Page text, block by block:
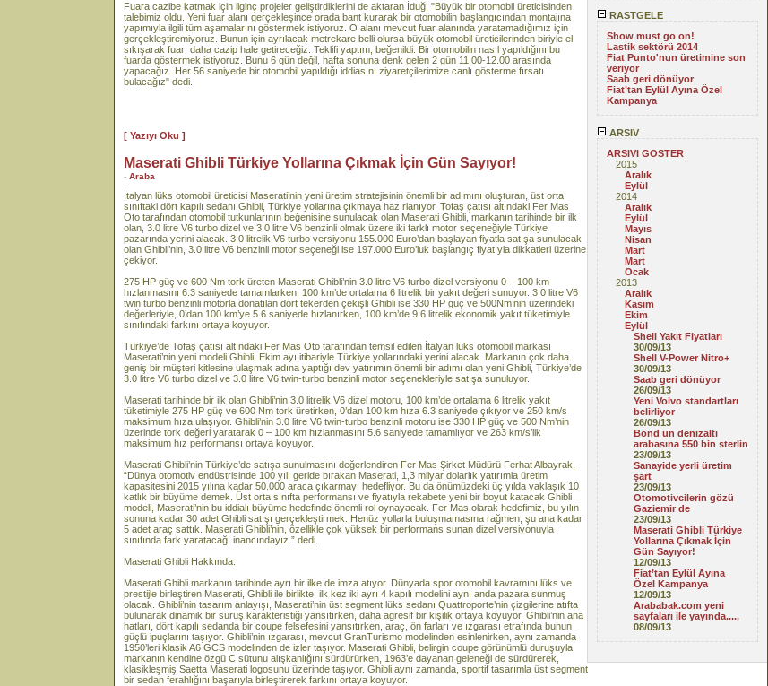
RASTGELE
Show must go on!
Lastik sektörü 2014
Fiat Punto'nun üretimine son
veriyor
Saab geri dönüyor
Fiat’tan Eylül Ayına Özel
Kampanya
ARSIV
ARSIVI GOSTER
2015
Aralık
Eylül
2014
Aralık
Eylül
Mayıs
Nisan
Mart
Mart
Ocak
2013
Aralık
Kasım
Ekim
Eylül
Shell Yakıt Fiyatları
30/09/13
Shell V-Power Nitro+
30/09/13
Saab geri dönüyor
26/09/13
Yeni Volvo standartları
belirliyor
26/09/13
Bond un denizaltı
arabasına 550 bin sterlin
23/09/13
Sanayide yerli üretim
şart
23/09/13
Otomotivcilerin gözü
Gaziemir de
23/09/13
Maserati Ghibli Türkiye
Yollarına Çıkmak İçin
Gün Sayıyor!
12/09/13
Fiat’tan Eylül Ayına
Özel Kampanya
12/09/13
Arababak.com yeni
sayfaları ile yayında.....
08/09/13
Fuara cazibe katmak için ilginç projeler geliştirdiklerini de aktaran İduğ, "Büyük bir otomobil üreticisinden
talebimiz oldu. Yeni fuar alanı gerçekleşince orada bant kurarak bir otomobilin başlangıcından montajına
yapımıyla ilgili tüm aşamalarını göstermek istiyoruz. O alanı mevcut fuar alanında yaratamadığımız için
gerçekleştiremiyoruz. Bunun için ayrılacak metrekare belli olursa büyük otomobil üreticilerinden biriyle el
sıkışarak fuarı daha cazip hale getireceğiz. Teklifi yaptım, beğenildi. Bir otomobilin nasıl yapıldığını bu
fuarda göstermek istiyoruz. Bunu 6 gün değil, hafta sonuna denk gelen 2 gün 11.00-12.00 arasında
yapacağız. Her 56 saniyede bir otomobil yapıldığı iddiasını ziyaretçilerimize canlı gösterme fırsatı
bulacağız" dedi.
[ Yazıyı Oku ]
Maserati Ghibli Türkiye Yollarına Çıkmak İçin Gün Sayıyor!
- Araba
İtalyan lüks otomobil üreticisi Maserati’nin yeni üretim stratejisinin önemli bir adımını oluşturan, üst orta
sınıftaki dört kapılı sedanı Ghibli, Türkiye yollarına çıkmaya hazırlanıyor. Tofaş çatısı altındaki Fer Mas
Oto tarafından otomobil tutkunlarının beğenisine sunulacak olan Maserati Ghibli, markanın tarihinde bir ilk
olan, 3.0 litre V6 turbo dizel ve 3.0 litre V6 benzinli olmak üzere iki farklı motor seçeneğiyle Türkiye
pazarında yerini alacak. 3.0 litrelik V6 turbo versiyonu 155.000 Euro’dan başlayan fiyatla satışa sunulacak
olan Ghibli’nin, 3.0 litre V6 benzinli motor seçeneği ise 197.000 Euro’luk başlangıç fiyatıyla dikkatleri üzerine
çekiyor.
275 HP güç ve 600 Nm tork üreten Maserati Ghibli’nin 3.0 litre V6 turbo dizel versiyonu 0 – 100 km
hızlanmasını 6.3 saniyede tamamlarken, 100 km’de ortalama 6 litrelik bir yakıt değeri sunuyor. 3.0 litre V6
twin turbo benzinli motorla donatılan dört tekerden çekişli Ghibli ise 330 HP güç ve 500Nm’nin üzerindeki
değerleriyle, 0’dan 100 km’ye 5.6 saniyede hızlanırken, 100 km’de 9.6 litrelik ekonomik yakıt tüketimiyle
sınıfındaki farkını ortaya koyuyor.
Türkiye’de Tofaş çatısı altındaki Fer Mas Oto tarafından temsil edilen İtalyan lüks otomobil markası
Maserati’nin yeni modeli Ghibli, Ekim ayı itibariyle Türkiye yollarındaki yerini alacak. Markanın çok daha
geniş bir müşteri kitlesine ulaşmak adına yaptığı dev yatırımın önemli bir adımı olan yeni Ghibli, Türkiye’de
3.0 litre V6 turbo dizel ve 3.0 litre V6 twin-turbo benzinli motor seçenekleriyle satışa sunuluyor.
Maserati tarihinde bir ilk olan Ghibli’nin 3.0 litrelik V6 dizel motoru, 100 km’de ortalama 6 litrelik yakıt
tüketimiyle 275 HP güç ve 600 Nm tork üretirken, 0’dan 100 km hıza 6.3 saniyede çıkıyor ve 250 km/s
maksimum hıza ulaşıyor. Ghibli’nin 3.0 litre V6 twin-turbo benzinli motoru ise 330 HP güç ve 500 Nm’nin
üzerinde tork değeri yaratarak 0 – 100 km hızlanmasını 5.6 saniyede tamamlıyor ve 263 km/s’lik
maksimum hız performansı ortaya koyuyor.
Maserati Ghibli’nin Türkiye’de satışa sunulmasını değerlendiren Fer Mas Şirket Müdürü Ferhat Albayrak,
“Dünya otomotiv endüstrisinde 100 yılı geride bırakan Maserati, 1,3 milyar dolarlık yatırımla üretim
kapasitesini 2015 yılına kadar 50.000 araca çıkarmayı hedefliyor. Bu da önümüzdeki üç yılda yaklaşık 10
katlık bir büyüme demek. Üst orta sınıfta performansı ve fiyatıyla rekabete yeni bir boyut katacak Ghibli
modeli, Maserati’nin bu iddialı büyüme hedefinde önemli rol oynayacak. Fer Mas olarak hedefimiz, bu yılın
sonuna kadar 30 adet Ghibli satışı gerçekleştirmek. Henüz yollarla buluşmamasına rağmen, şu ana kadar
5 adet araç sattık. Maserati Ghibli’nin, özellikle çok yüksek bir performans sunan dizel versiyonuyla
sınıfında fark yaratacağı inancındayız.” dedi.
Maserati Ghibli Hakkında:
Maserati Ghibli markanın tarihinde ayrı bir ilke de imza atıyor. Dünyada spor otomobil kavramını lüks ve
prestijle birleştiren Maserati, Ghibli ile birlikte, ilk kez iki ayrı 4 kapılı modelini aynı anda pazara sunmuş
olacak. Ghibli’nin tasarım anlayışı, Maserati’nin üst segment lüks sedanı Quattroporte’nin çizgilerine atıfta
bulunarak dinamik bir sürüş karakteristiği yansıtırken, daha agresif bir kişilik ortaya koyuyor. Ghibli’nin ana
hatları, dört kapılı sedanda bir coupe felsefesini yansıtırken, araç, ön farları ve ızgarası etrafında bunun
güçlü ipuçlarını taşıyor. Ghibli’nin ızgarası, mevcut GranTurismo modelinden esinlenirken, aynı zamanda
1950’leri klasik A6 GCS modelinden de izler taşıyor. Maserati Ghibli, belirgin coupe görünümlü duruşuyla
markanın kendine özgü C sütunu alışkanlığını sürdürürken, 1963’e dayanan geleneği de sürdürerek,
klasikleşmiş Saetta Maserati logosunu üzerinde taşıyor. Ghibli aynı zamanda, sportif tasarımla üst segment
bir sedan ferahlığını başarıyla birleştirerek farkını ortaya koyuyor.